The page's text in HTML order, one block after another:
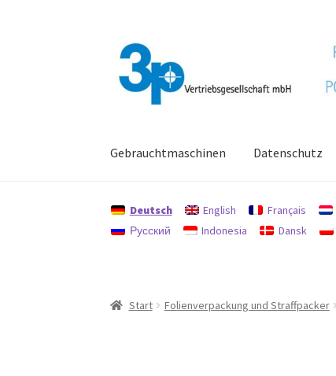
Navigation
springen
Zum
Inhalt
springen
Gebrauchtmaschinen Datenschutz
Deutsch English Français
Русский
Indonesia Dansk
Start Folienverpackung und Straffpacker